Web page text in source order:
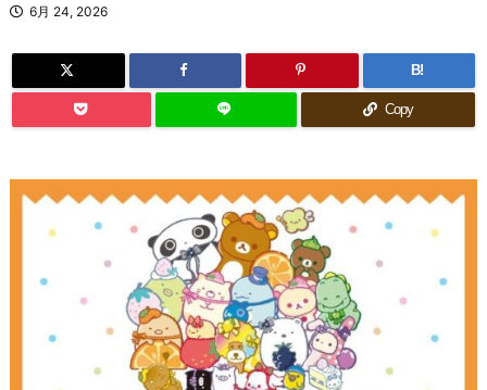
6月 24, 2026
B!
Copy